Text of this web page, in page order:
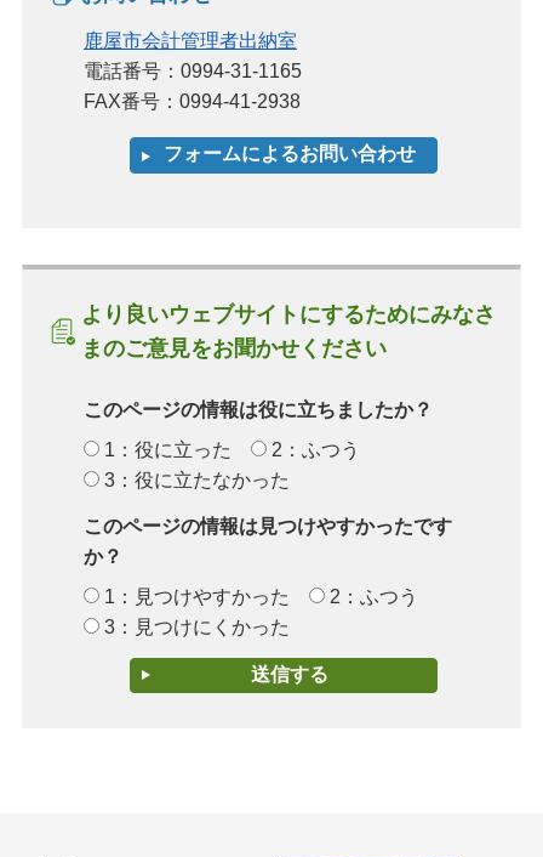
鹿屋市会計管理者出納室
電話番号：0994-31-1165
FAX番号：0994-41-2938
より良いウェブサイトにするためにみなさ
まのご意見をお聞かせください
このページの情報は役に立ちましたか？
1：役に立った
2：ふつう
3：役に立たなかった
このページの情報は見つけやすかったです
か？
1：見つけやすかった
2：ふつう
3：見つけにくかった